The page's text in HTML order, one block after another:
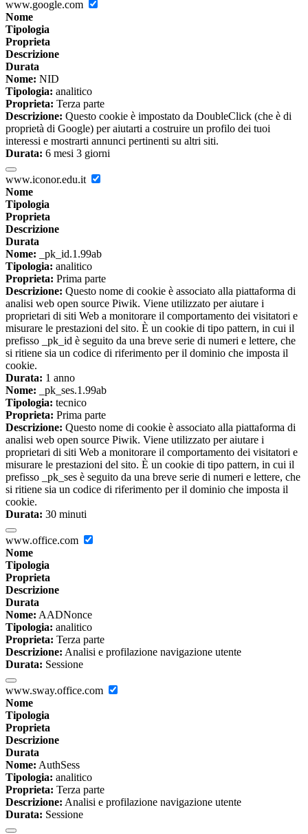
www.google.com
Nome
Tipologia
Proprieta
Descrizione
Durata
Nome: NID
Tipologia: analitico
Proprieta: Terza parte
Descrizione: Questo cookie è impostato da DoubleClick (che è di
proprietà di Google) per aiutarti a costruire un profilo dei tuoi
interessi e mostrarti annunci pertinenti su altri siti.
Durata: 6 mesi 3 giorni
www.iconor.edu.it
Nome
Tipologia
Proprieta
Descrizione
Durata
Nome: _pk_id.1.99ab
Tipologia: analitico
Proprieta: Prima parte
Descrizione: Questo nome di cookie è associato alla piattaforma di
analisi web open source Piwik. Viene utilizzato per aiutare i
proprietari di siti Web a monitorare il comportamento dei visitatori e
misurare le prestazioni del sito. È un cookie di tipo pattern, in cui il
prefisso _pk_id è seguito da una breve serie di numeri e lettere, che
si ritiene sia un codice di riferimento per il dominio che imposta il
cookie.
Durata: 1 anno
Nome: _pk_ses.1.99ab
Tipologia: tecnico
Proprieta: Prima parte
Descrizione: Questo nome di cookie è associato alla piattaforma di
analisi web open source Piwik. Viene utilizzato per aiutare i
proprietari di siti Web a monitorare il comportamento dei visitatori e
misurare le prestazioni del sito. È un cookie di tipo pattern, in cui il
prefisso _pk_ses è seguito da una breve serie di numeri e lettere, che
si ritiene sia un codice di riferimento per il dominio che imposta il
cookie.
Durata: 30 minuti
www.office.com
Nome
Tipologia
Proprieta
Descrizione
Durata
Nome: AADNonce
Tipologia: analitico
Proprieta: Terza parte
Descrizione: Analisi e profilazione navigazione utente
Durata: Sessione
www.sway.office.com
Nome
Tipologia
Proprieta
Descrizione
Durata
Nome: AuthSess
Tipologia: analitico
Proprieta: Terza parte
Descrizione: Analisi e profilazione navigazione utente
Durata: Sessione